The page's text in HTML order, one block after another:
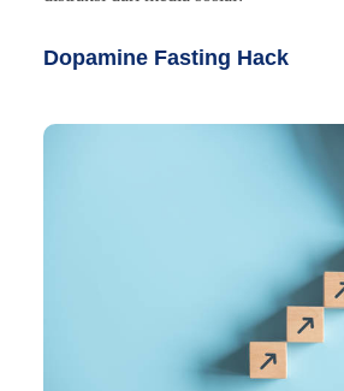
Dopamine Fasting Hack